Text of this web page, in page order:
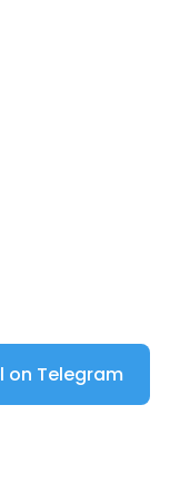
on Telegram